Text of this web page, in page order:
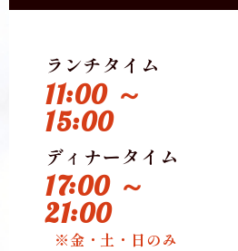
ランチタイム
11:00 ～
15:00
ディナータイム
17:00 ～
21:00
※金・土・日のみ